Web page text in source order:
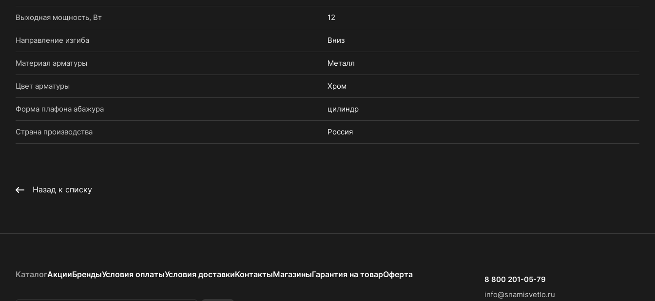
Выходная мощность, Вт 12
Направление изгиба Вниз
Материал арматуры Металл
Цвет арматуры Хром
Форма плафона абажура цилиндр
Страна производства Россия
Назад к списку
КаталогАкцииБрендыУсловия оплатыУсловия доставкиКонтактыМагазиныГарантия на товарОферта
8 800 201-05-79
info@snamisvetlo.ru